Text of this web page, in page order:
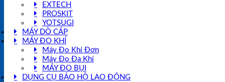
EXTECH
PROSKIT
YOTSUGI
MÁY DÒ CÁP
MÁY ĐO KHÍ
Máy Đo Khí Đơn
Máy Đo Đa Khí
MÁY ĐO BỤI
DỤNG CỤ BẢO HỘ LAO ĐỘNG